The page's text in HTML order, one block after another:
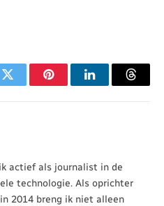
Twitter PinterestLinkedIn
actief als journalist in de
technologie. Als oprichter
2014 breng ik niet alleen